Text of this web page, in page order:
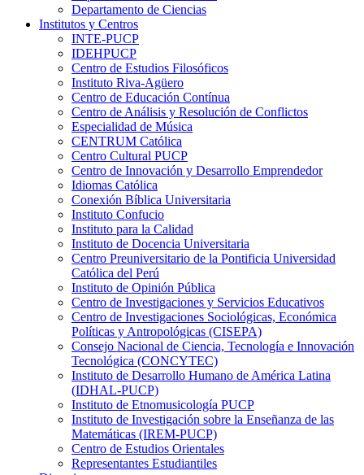
Departamento de Ciencias
Institutos y Centros
INTE-PUCP
IDEHPUCP
Centro de Estudios Filosóficos
Instituto Riva-Agüero
Centro de Educación Contínua
Centro de Análisis y Resolución de Conflictos
Especialidad de Música
CENTRUM Católica
Centro Cultural PUCP
Centro de Innovación y Desarrollo Emprendedor
Idiomas Católica
Conexión Bíblica Universitaria
Instituto Confucio
Instituto para la Calidad
Instituto de Docencia Universitaria
Centro Preuniversitario de la Pontificia Universidad
Católica del Perú
Instituto de Opinión Pública
Centro de Investigaciones y Servicios Educativos
Centro de Investigaciones Sociológicas, Económica
Políticas y Antropológicas (CISEPA)
Consejo Nacional de Ciencia, Tecnología e Innovación
Tecnológica (CONCYTEC)
Instituto de Desarrollo Humano de América Latina
(IDHAL-PUCP)
Instituto de Etnomusicología PUCP
Instituto de Investigación sobre la Enseñanza de las
Matemáticas (IREM-PUCP)
Centro de Estudios Orientales
Representantes Estudiantiles